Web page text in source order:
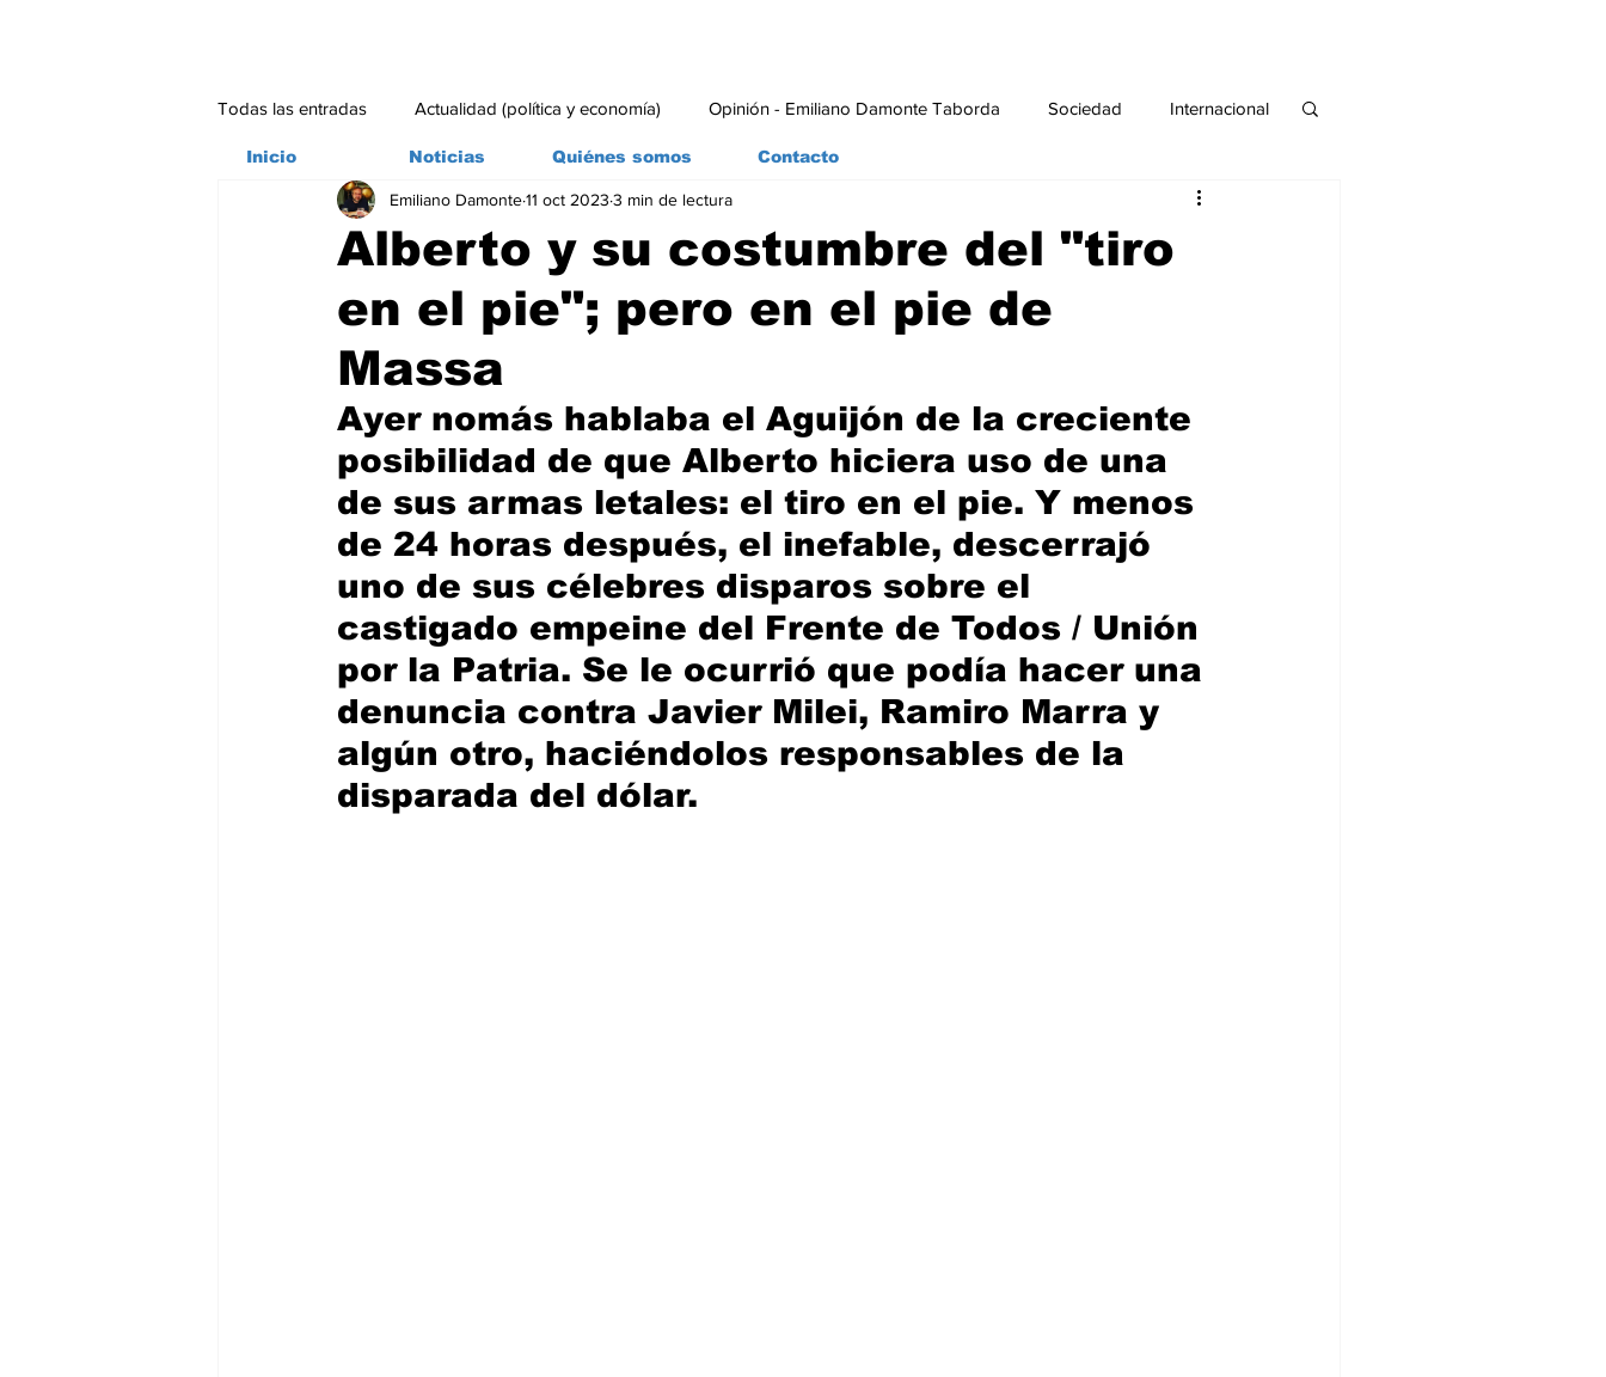
Todas las entradas Actualidad (política y economía) Opinión - Emiliano Damonte Taborda Sociedad Internacional
Ambiente Editorial Economía y Producción
Alberto y su costumbre del "tiro
en el pie"; pero en el pie de
Massa
Emiliano Damonte11 oct 2023 3 min de lectura
Ayer nomás hablaba el Aguijón de la creciente
posibilidad de que Alberto hiciera uso de una
de sus armas letales: el tiro en el pie. Y menos
de 24 horas después, el inefable, descerrajó
uno de sus célebres disparos sobre el
castigado empeine del Frente de Todos / Unión
por la Patria. Se le ocurrió que podía hacer una
denuncia contra Javier Milei, Ramiro Marra y
algún otro, haciéndolos responsables de la
disparada del dólar.
Inicio Noticias Quiénes somos Contacto